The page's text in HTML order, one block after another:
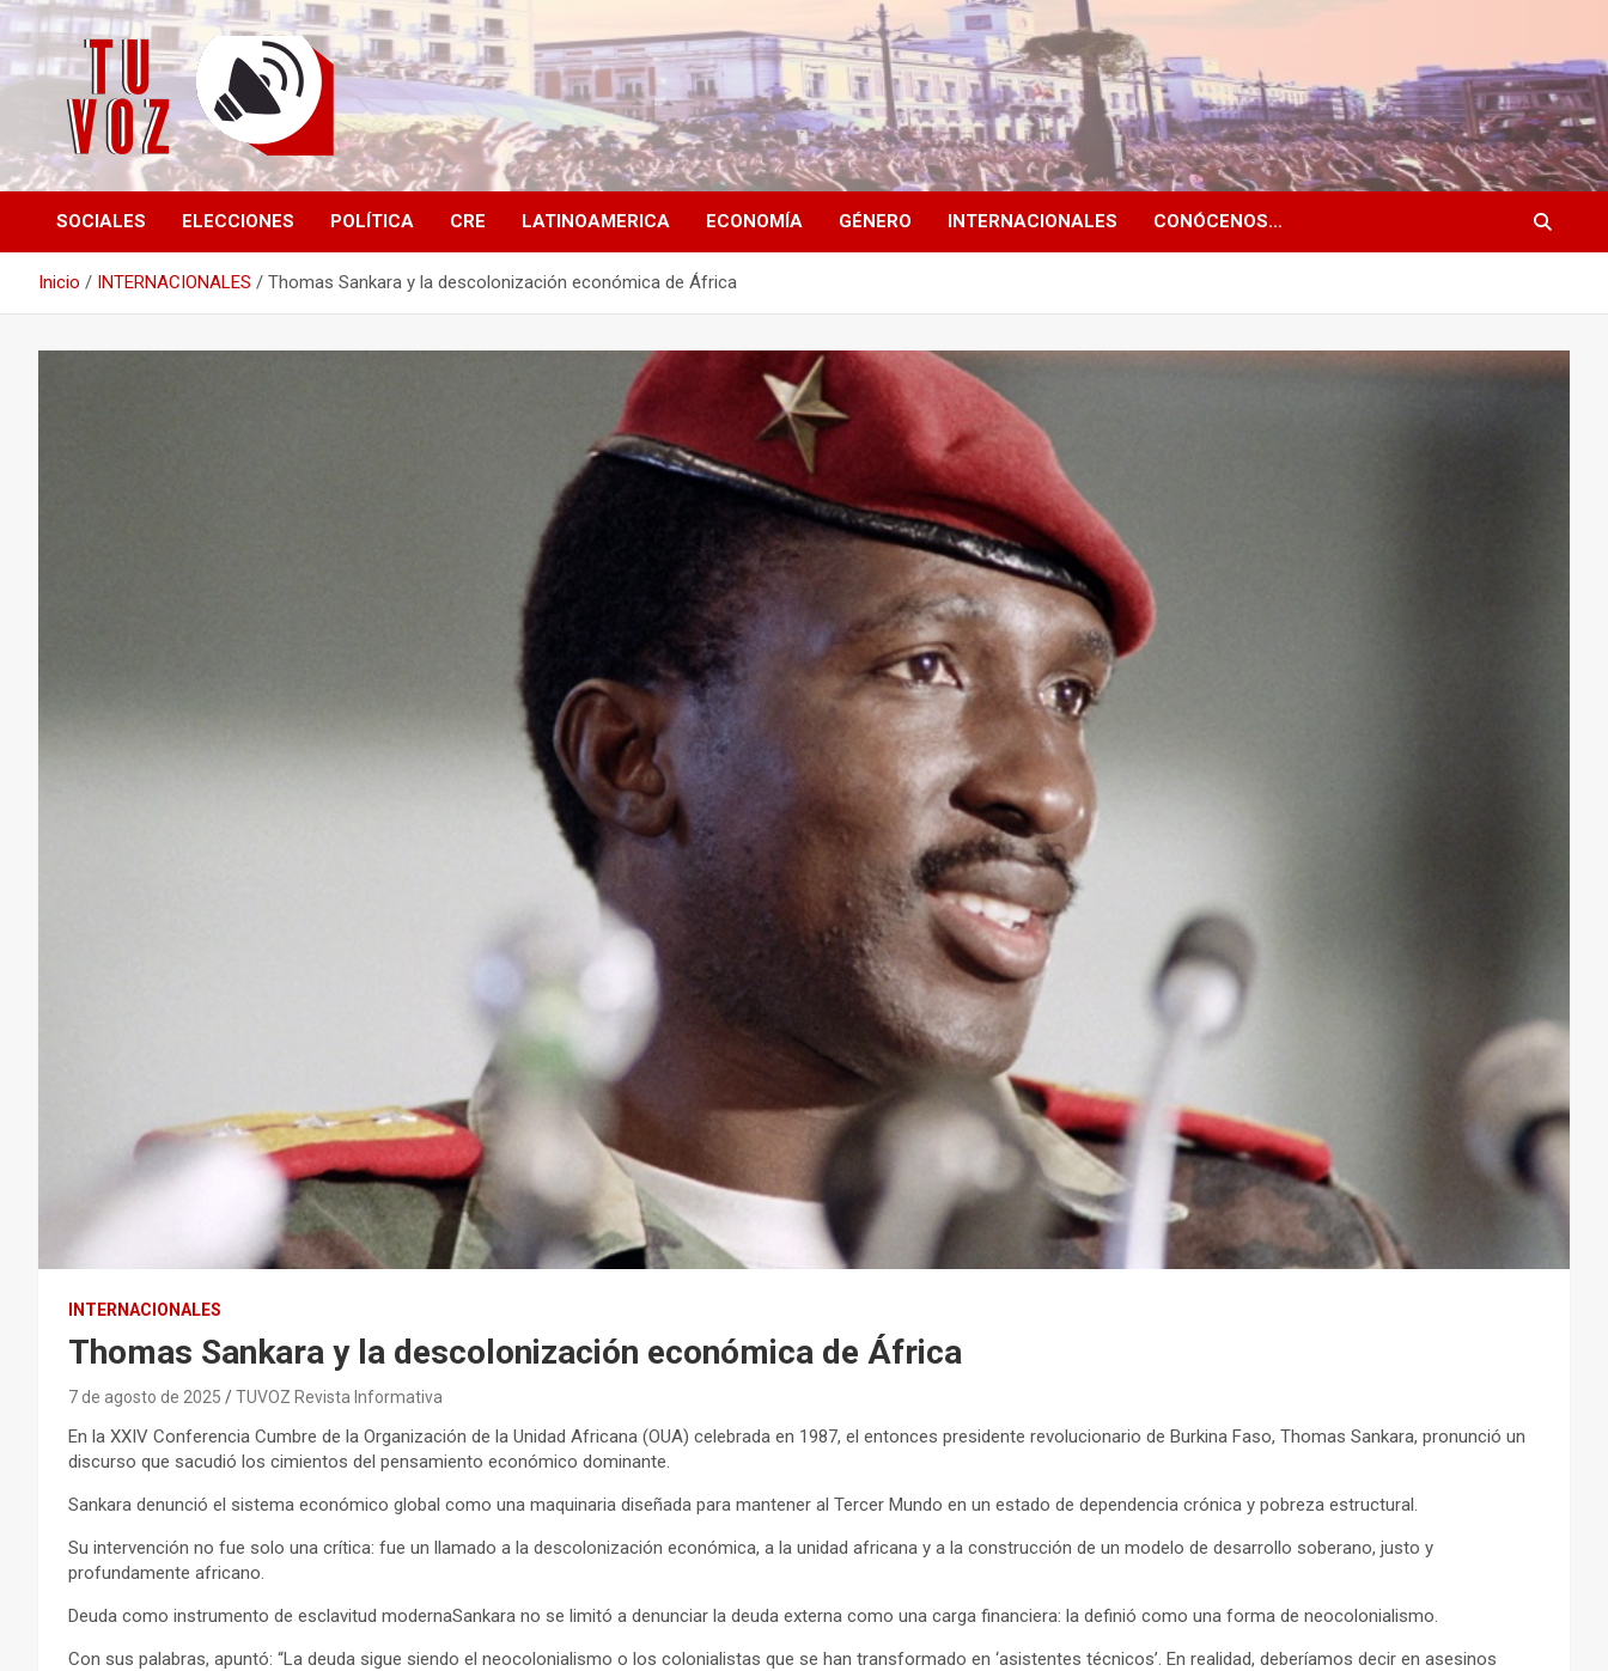
Saltar
al
contenido
TU VOZ
Información PLURAL y LIBRE
SOCIALES ELECCIONES POLÍTICA CRE LATINOAMERICA ECONOMÍA GÉNERO INTERNACIONALES CONÓCENOS…
Inicio INTERNACIONALES Thomas Sankara y la descolonización económica de África
INTERNACIONALES
Thomas Sankara y la descolonización económica de África
7 de agosto de 2025 TUVOZ Revista Informativa
En la XXIV Conferencia Cumbre de la Organización de la Unidad Africana (OUA) celebrada en 1987, el entonces presidente revolucionario de Burkina Faso, Thomas Sankara, pronunció un
discurso que sacudió los cimientos del pensamiento económico dominante.
Sankara denunció el sistema económico global como una maquinaria diseñada para mantener al Tercer Mundo en un estado de dependencia crónica y pobreza estructural.
Su intervención no fue solo una crítica: fue un llamado a la descolonización económica, a la unidad africana y a la construcción de un modelo de desarrollo soberano, justo y
profundamente africano.
Deuda como instrumento de esclavitud modernaSankara no se limitó a denunciar la deuda externa como una carga financiera: la definió como una forma de neocolonialismo.
Con sus palabras, apuntó: “La deuda sigue siendo el neocolonialismo o los colonialistas que se han transformado en ‘asistentes técnicos’. En realidad, deberíamos decir en asesinos